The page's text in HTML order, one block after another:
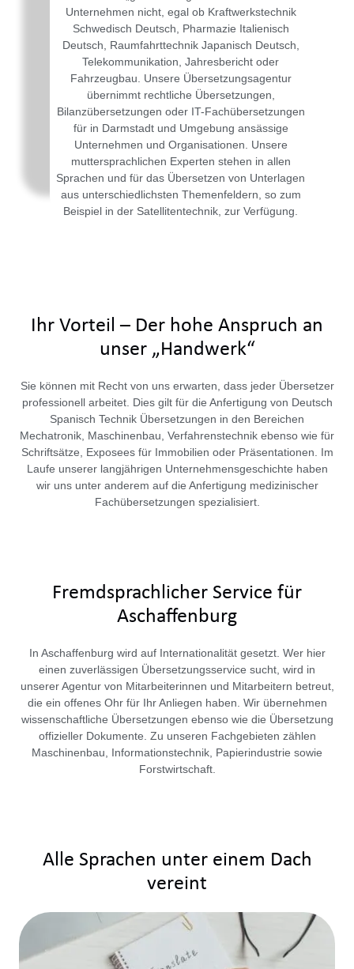
Unternehmen nicht, egal ob Kraftwerkstechnik
Schwedisch Deutsch, Pharmazie Italienisch
Deutsch, Raumfahrttechnik Japanisch Deutsch,
Telekommunikation, Jahresbericht oder
Fahrzeugbau. Unsere Übersetzungsagentur
übernimmt rechtliche Übersetzungen,
Bilanzübersetzungen oder IT-Fachübersetzungen
für in Darmstadt und Umgebung ansässige
Unternehmen und Organisationen. Unsere
muttersprachlichen Experten stehen in allen
Sprachen und für das Übersetzen von Unterlagen
aus unterschiedlichsten Themenfeldern, so zum
Beispiel in der Satellitentechnik, zur Verfügung.
Ihr Vorteil – Der hohe Anspruch an
unser „Handwerk“
Sie können mit Recht von uns erwarten, dass jeder Übersetzer
professionell arbeitet. Dies gilt für die Anfertigung von Deutsch
Spanisch Technik Übersetzungen in den Bereichen
Mechatronik, Maschinenbau, Verfahrenstechnik ebenso wie für
Schriftsätze, Exposees für Immobilien oder Präsentationen. Im
Laufe unserer langjährigen Unternehmensgeschichte haben
wir uns unter anderem auf die Anfertigung medizinischer
Fachübersetzungen spezialisiert.
Fremdsprachlicher Service für
Aschaffenburg
In Aschaffenburg wird auf Internationalität gesetzt. Wer hier
einen zuverlässigen Übersetzungsservice sucht, wird in
unserer Agentur von Mitarbeiterinnen und Mitarbeitern betreut,
die ein offenes Ohr für Ihr Anliegen haben. Wir übernehmen
wissenschaftliche Übersetzungen ebenso wie die Übersetzung
offizieller Dokumente. Zu unseren Fachgebieten zählen
Maschinenbau, Informationstechnik, Papierindustrie sowie
Forstwirtschaft.
Alle Sprachen unter einem Dach
vereint